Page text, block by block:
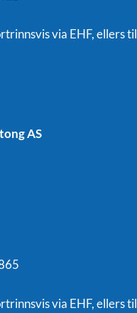
via EHF, ellers til
AS
via EHF, ellers til